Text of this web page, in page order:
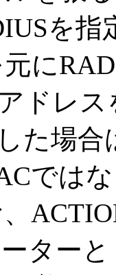
を
元に
ドレ
た場
では
ター